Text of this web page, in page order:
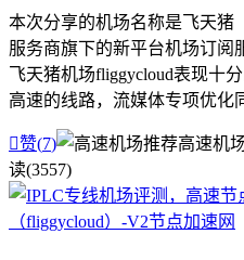
本次分享的机场名称是飞天猪
服务商旗下的新平台机场订阅
飞天猪机场fliggycloud表现十
高速的线路，流媒体专项优化
赞(7) 高速机
读(3557)